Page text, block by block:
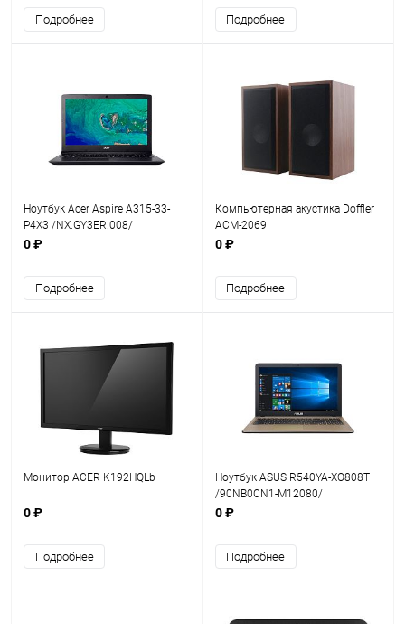
Подробнее Подробнее
Ноутбук Acer Aspire A315-33-
P4X3 /NX.GY3ER.008/
0 ₽
Подробнее
Компьютерная акустика Doffler
ACM-2069
0 ₽
Подробнее
Монитор ACER K192HQLb
0 ₽
Подробнее
Ноутбук ASUS R540YA-XO808T
/90NB0CN1-M12080/
0 ₽
Подробнее